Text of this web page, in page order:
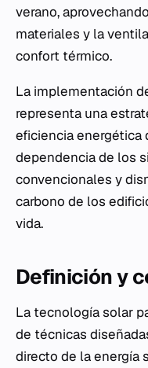
verano,
materiales y la
confort térmico.
La implementación
representa una
eficiencia energética
dependencia de los
convencionales y
carbono de los
vida.
Definición y
La tecnología solar
de técnicas
directo de la energía